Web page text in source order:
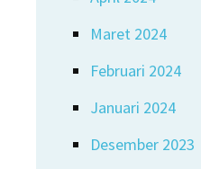
Maret 2024
Februari 2024
Januari 2024
Desember 2023